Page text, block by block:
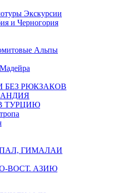
Экскурсии
и Черногория
Альпы
БЕЗ РЮКЗАКОВ
ТУРЦИЮ
ГИМАЛАИ
ВОСТ. АЗИЮ